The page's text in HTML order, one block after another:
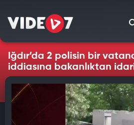
Iğdır’da 2 polisin bir
iddiasına bakanlıktan